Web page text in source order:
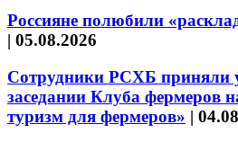
Россияне полюбили
| 05.08.2026
Сотрудники РСХБ приняли
заседании Клуба фермеров
туризм для фермеров» |